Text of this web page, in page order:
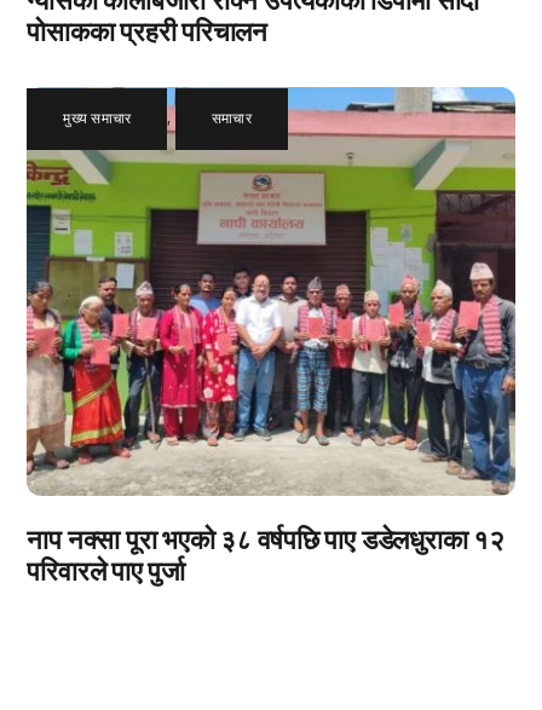
पोसाकका प्रहरी परिचालन
मुख्य समाचार , समाचार
नाप नक्सा पूरा भएको ३८ वर्षपछि पाए डडेलधुराका १२
परिवारले पाए पुर्जा